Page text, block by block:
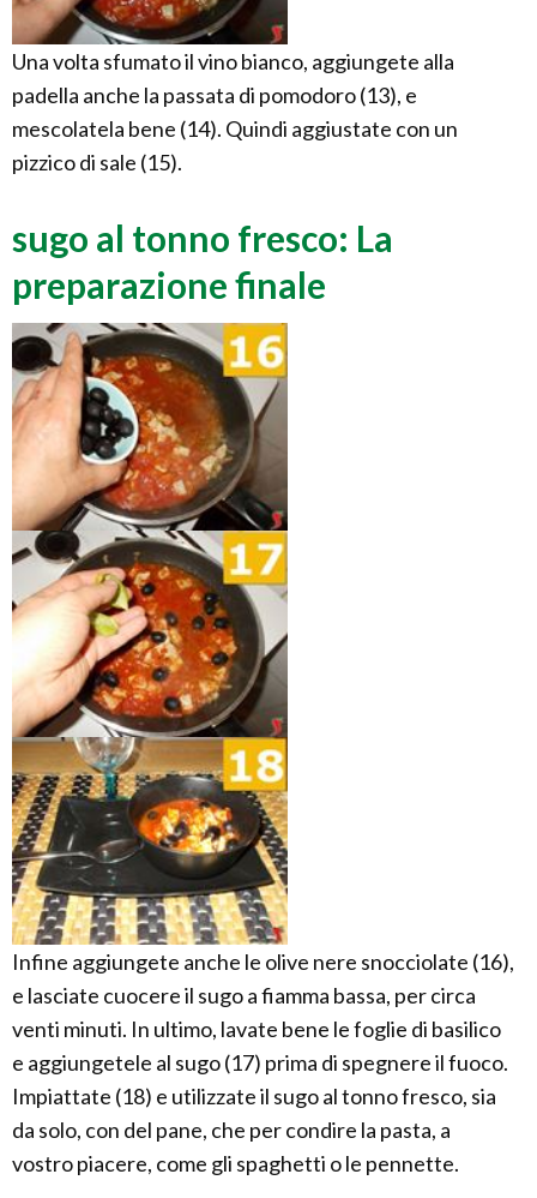
Una volta sfumato il vino bianco, aggiungete alla
padella anche la passata di pomodoro (13), e
mescolatela bene (14). Quindi aggiustate con un
pizzico di sale (15).
sugo al tonno fresco: La
preparazione finale
Infine aggiungete anche le olive nere snocciolate (16),
e lasciate cuocere il sugo a fiamma bassa, per circa
venti minuti. In ultimo, lavate bene le foglie di basilico
e aggiungetele al sugo (17) prima di spegnere il fuoco.
Impiattate (18) e utilizzate il sugo al tonno fresco, sia
da solo, con del pane, che per condire la pasta, a
vostro piacere, come gli spaghetti o le pennette.